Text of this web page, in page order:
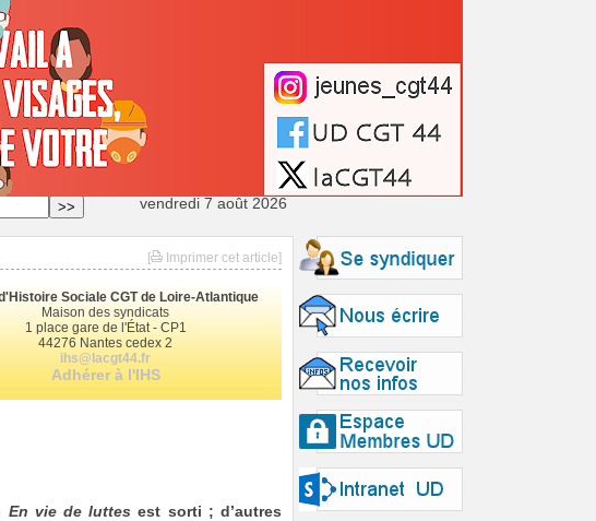
vendredi 7 août 2026
[ Imprimer cet article]
Sociale CGT de Loire-Atlantique
Maison des syndicats
1 place gare de l'État - CP1
44276 Nantes cedex 2
ihs@lacgt44.fr
Adhérer à l'IHS
En vie de luttes est sorti ; d’autres